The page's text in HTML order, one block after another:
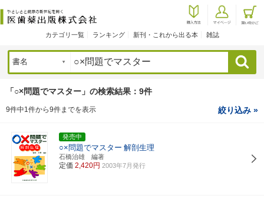
カテゴリ一覧 ランキング 新刊・これから出る本 雑誌
検索
「○×問題でマスター」の検索結果：9件
9件中1件から9件までを表示 絞り込み »
発売中
○×問題でマスター 解剖生理
石橋治雄 編著
定価 2,420円 2003年7月発行